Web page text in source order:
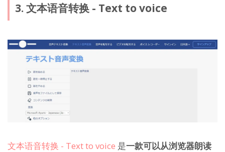
3. 文本语音转换 - Text to voice
文本语音转换 - Text to voice 是一款可以从浏览器朗读